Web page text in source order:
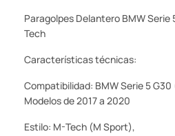
Paragolpes Delantero BMW Serie
Tech
Características técnicas:
Compatibilidad: BMW Serie 5
Modelos de 2017 a 2020
Estilo: M-Tech (M Sport),